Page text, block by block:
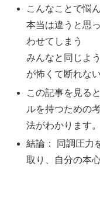
こんなことで悩
本当は違うと思
わせてしまう
みんなと同じよ
が怖くて断れない
この記事を見る
ルを持つための
法がわかります。
結論： 同調圧力
取り、自分の本